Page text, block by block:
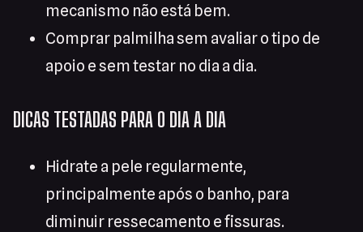
mecanismo não está bem.
Comprar palmilha sem avaliar o tipo de
apoio e sem testar no dia a dia.
DICAS TESTADAS PARA O DIA A DIA
Hidrate a pele regularmente,
principalmente após o banho, para
diminuir ressecamento e fissuras.